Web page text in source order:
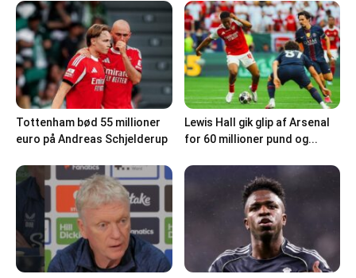
Tottenham bød 55 millioner
euro på Andreas Schjelderup
Lewis Hall gik glip af Arsenal
for 60 millioner pund og...